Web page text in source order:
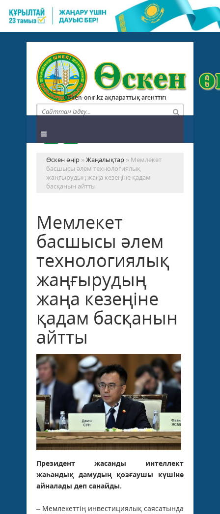
Osken-onir.kz ақпараттық агенттігі
Өскен өңір »Жаңалықтар » Мемлекет
басшысы әлем технологиялық
жаңғырудың жаңа кезеңіне қадам
басқанын айтты
Мемлекет
басшысы әлем
технологиялық
жаңғырудың
жаңа кезеңіне
қадам басқанын
айтты
Президент жасанды интеллект
жаһандық дамудың қозғаушы күшіне
айналады деп санайды.
– Мемлекеттің инвестициялық саясатында